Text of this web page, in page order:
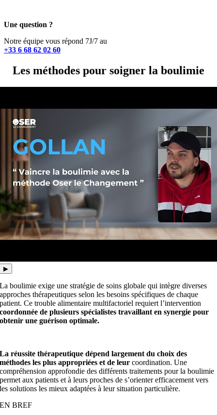
Une question ?
Notre équipe vous répond 7J/7 au
+33 6 68 62 02 60
Les méthodes pour soigner la boulimie
▶
La boulimie exige une stratégie de soins globale qui intègre diverses
approches thérapeutiques selon les besoins spécifiques de chaque
patient. Ce trouble alimentaire multifactoriel requiert l’intervention
coordonnée de plusieurs spécialistes travaillant en synergie pour
obtenir une guérison optimale.
La réussite thérapeutique dépend largement du choix des
méthodes les plus appropriées et de leur coordination. Une
compréhension approfondie des différentstraitements pour la boulimie
permet aux patients et à leurs proches de s’orienter efficacement vers
les solutions les mieux adaptées à leur situation particulière.
EN BREF